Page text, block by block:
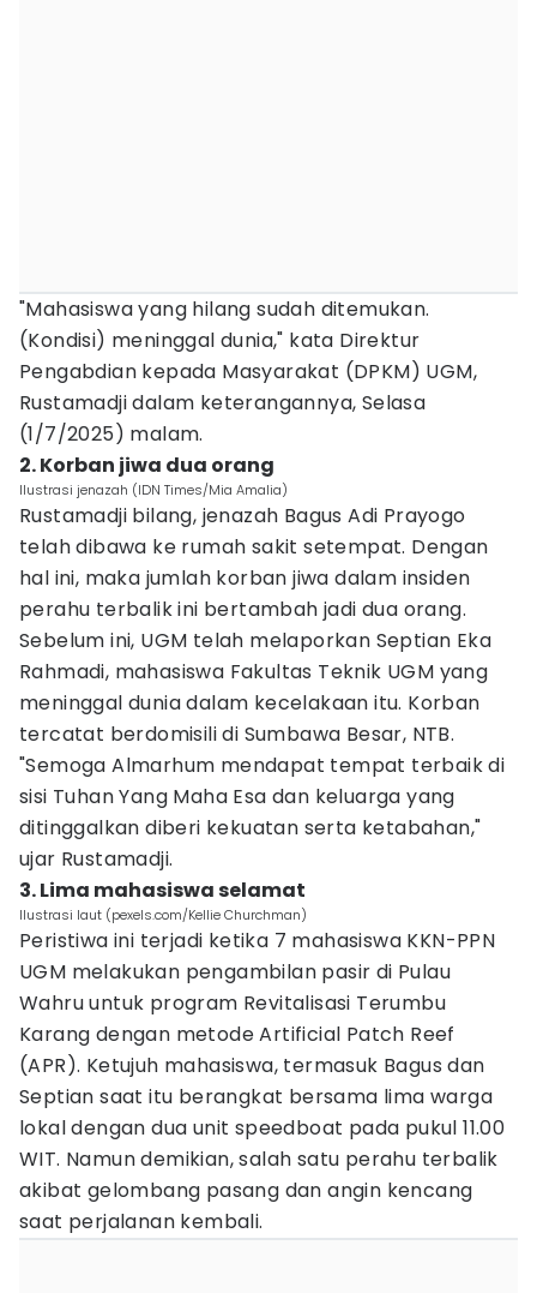
"Mahasiswa yang hilang sudah ditemukan.
(Kondisi) meninggal dunia," kata Direktur
Pengabdian kepada Masyarakat (DPKM) UGM,
Rustamadji dalam keterangannya, Selasa
(1/7/2025) malam.
2. Korban jiwa dua orang
Ilustrasi jenazah (IDN Times/Mia Amalia)
Rustamadji bilang, jenazah Bagus Adi Prayogo
telah dibawa ke rumah sakit setempat. Dengan
hal ini, maka jumlah korban jiwa dalam insiden
perahu terbalik ini bertambah jadi dua orang.
Sebelum ini, UGM telah melaporkan Septian Eka
Rahmadi, mahasiswa Fakultas Teknik UGM yang
meninggal dunia dalam kecelakaan itu. Korban
tercatat berdomisili di Sumbawa Besar, NTB.
"Semoga Almarhum mendapat tempat terbaik di
sisi Tuhan Yang Maha Esa dan keluarga yang
ditinggalkan diberi kekuatan serta ketabahan,"
ujar Rustamadji.
3. Lima mahasiswa selamat
Ilustrasi laut (pexels.com/Kellie Churchman)
Peristiwa ini terjadi ketika 7 mahasiswa KKN-PPN
UGM melakukan pengambilan pasir di Pulau
Wahru untuk program Revitalisasi Terumbu
Karang dengan metode Artificial Patch Reef
(APR). Ketujuh mahasiswa, termasuk Bagus dan
Septian saat itu berangkat bersama lima warga
lokal dengan dua unit speedboat pada pukul 11.00
WIT. Namun demikian, salah satu perahu terbalik
akibat gelombang pasang dan angin kencang
saat perjalanan kembali.